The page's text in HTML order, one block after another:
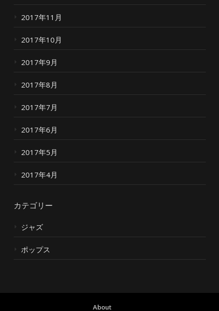
2017年11月
2017年10月
2017年9月
2017年8月
2017年7月
2017年6月
2017年5月
2017年4月
カテゴリー
ジャズ
ポップス
About